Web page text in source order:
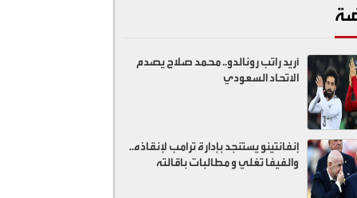
أريد راتب رونالدو.. محمد صلاح يصدم
الاتحاد السعودي
إنفانتينو يستنجد بإدارة ترامب لإنقاذه..
والفيفا تغلي و مطالبات باقالته